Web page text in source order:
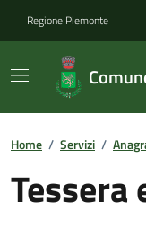
Regione Piemonte
Home / Servizi /